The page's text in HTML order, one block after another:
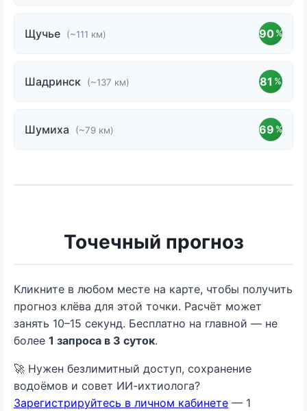
Щучье (~111 км) 90 %
Шадринск (~137 км) 81 %
Шумиха (~79 км) 69 %
Точечный прогноз
Кликните в любом месте на карте, чтобы получить
прогноз клёва для этой точки. Расчёт может
занять 10–15 секунд. Бесплатно на главной — не
более 1 запроса в 3 суток.
🚀 Нужен безлимитный доступ, сохранение
водоёмов и совет ИИ-ихтиолога?
Зарегистрируйтесь в личном кабинете — 1